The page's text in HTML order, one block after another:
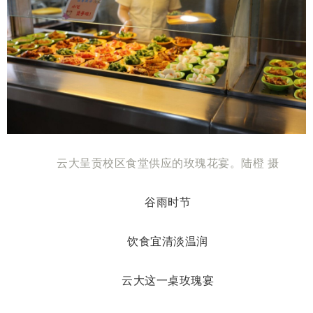
云大呈贡校区食堂供应的玫瑰花宴。陆橙 摄
谷雨时节
饮食宜清淡温润
云大这一桌玫瑰宴